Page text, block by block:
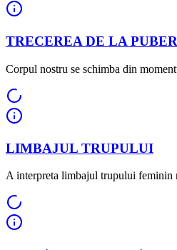
TRECEREA DE LA
Corpul nostru se schimba din
LIMBAJUL TRUPULUI
A interpreta limbajul trupului feminin